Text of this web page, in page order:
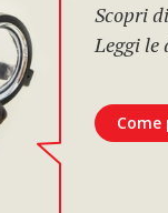
Scopri
Leggi le